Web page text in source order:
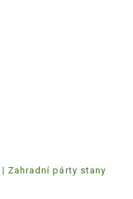
Zahradní párty stany